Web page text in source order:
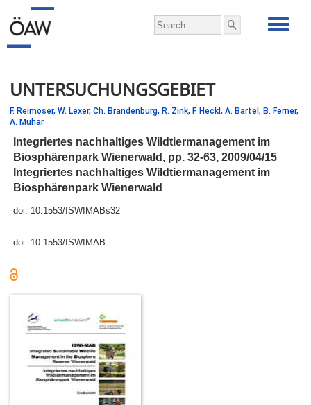
UNTERSUCHUNGSGEBIET
F. Reimoser, W. Lexer, Ch. Brandenburg, R. Zink, F. Heckl, A. Bartel, B. Ferner,
A. Muhar
Integriertes nachhaltiges Wildtiermanagement im
Biosphärenpark Wienerwald, pp. 32-63, 2009/04/15
Integriertes nachhaltiges Wildtiermanagement im
Biosphärenpark Wienerwald
doi: 10.1553/ISWIMABs32
doi: 10.1553/ISWIMAB